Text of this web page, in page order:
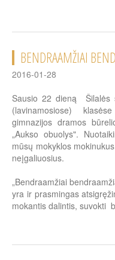
BENDRAAMŽIAI
2016-01-28
Sausio 22 dieną Šilalės
(lavinamosiose)
gimnazijos dramos
„Aukso obuolys".
mūsų mokyklos
neįgaliuosius.
„Bendraamžiai
yra ir prasmingas
mokantis dalintis, suvokti